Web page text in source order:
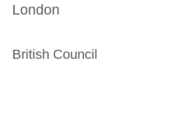
London
British Council